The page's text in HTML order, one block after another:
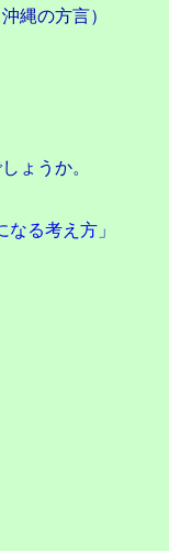
縄の方言）
ょうか。
なる考え方 」